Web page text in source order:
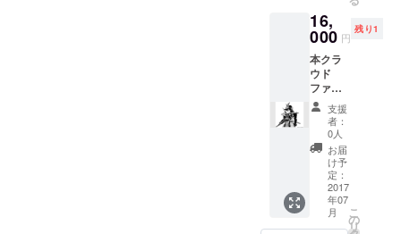
** 描
きなお
した方
だって
失敗な
のです
が、も
う一
度、描
きなお
してた
ら締め
切りに
間に合
わなく
16,
000 円
残り1
本クラ
ウド
ファン
ディン
グのプ
ロモー
ション
用に描
き下ろ
した擬
人化松
江城イ
ラスト
支援
者：
0人
お届
け予
定：
2017
年07
月
こ
の
リ